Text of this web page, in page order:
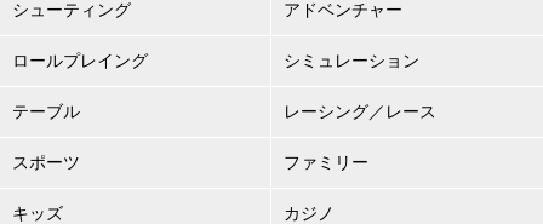
シューティング アドベンチャー
ロールプレイング シミュレーション
テーブル レーシング／レース
スポーツ ファミリー
キッズ カジノ